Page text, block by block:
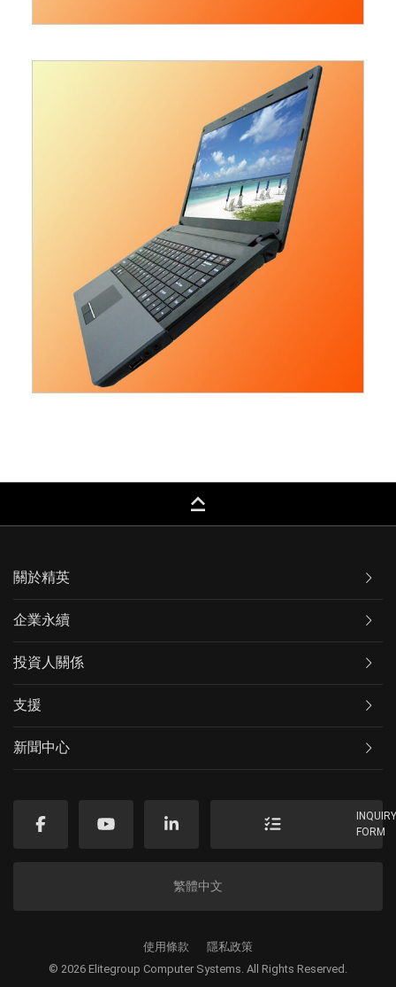
keyboard_capslock
關於精英
企業永續
投資人關係
支援
新聞中心
FORM
繁體中文
© 2026 Elitegroup Computer Systems. All Rights Reserved.
使用條款 隱私政策